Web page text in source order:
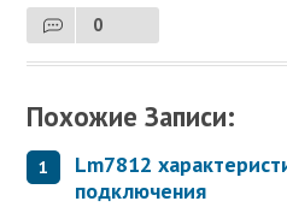
0
Похожие Записи:
Lm7812
подключения